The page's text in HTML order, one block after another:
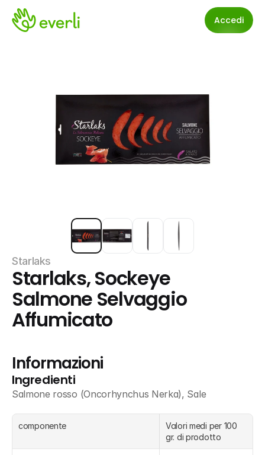
Accedi
Starlaks
Starlaks, Sockeye
Salmone Selvaggio
Affumicato
Informazioni
Ingredienti
Salmone rosso (Oncorhynchus Nerka), Sale
componente
Valori medi per 100
gr. di prodotto